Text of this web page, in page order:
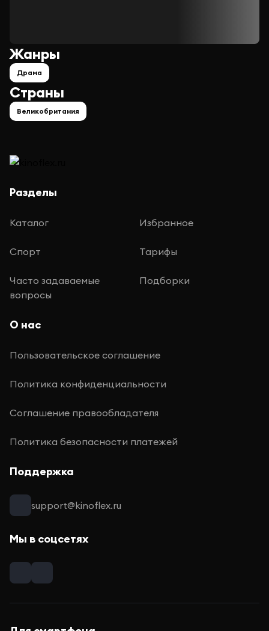
Страны
Великобритания
Жанры
Драма
Разделы
Каталог Избранное
Спорт Тарифы
Часто задаваемые
вопросы
Подборки
О нас
Пользовательское соглашение
Политика конфиденциальности
Соглашение правообладателя
Политика безопасности платежей
Поддержка
support@kinoflex.ru
Мы в соцсетях